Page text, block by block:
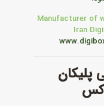
Manufacturer of
Iran
پلیکان